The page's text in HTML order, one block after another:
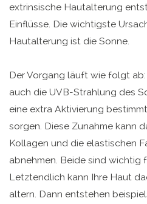
extrinsische Hautalterung
Einflüsse. Die wichtigste
Hautalterung ist die Sonne.
Der Vorgang läuft wie folgt
auch die UVB-Strahlung des
eine extra Aktivierung
sorgen. Diese Zunahme kann
Kollagen und die elastischen
abnehmen. Beide sind wichtig
Letztendlich kann Ihre Haut
altern. Dann entstehen